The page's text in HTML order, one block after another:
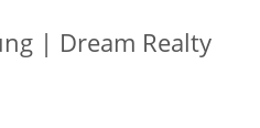
| Dream Realty